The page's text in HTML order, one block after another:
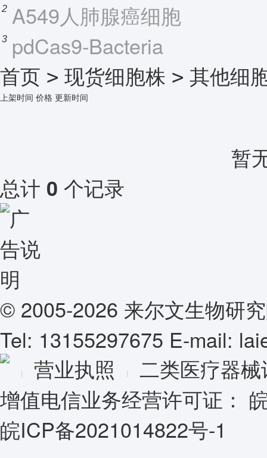
2 A549人肺腺癌细胞
3 pdCas9-Bacteria
首页 > 现货细胞株 > 其他细
上架时间 价格 更新时间
暂
总计 0 个记录
© 2005-2026 来尔文生物研
Tel: 13155297675 E-mail:
营业执照
二类医疗器
增值电信业务经营许可证：
皖ICP备2021014822号-1